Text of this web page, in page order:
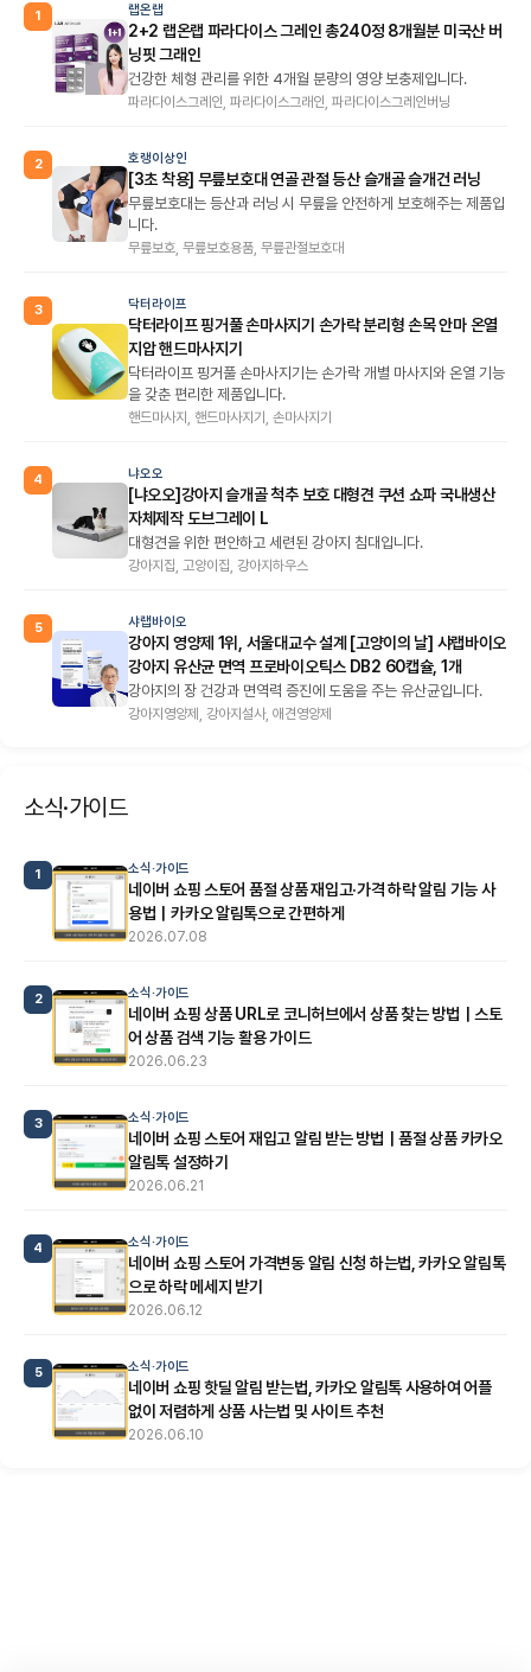
1 랩온랩
2+2 랩온랩 파라다이스 그레인 총240정 8개월분 미국산 버
닝핏 그래인
건강한 체형 관리를 위한 4개월 분량의 영양 보충제입니다.
파라다이스그레인, 파라다이스그래인, 파라다이스그레인버닝
2 호랭이상인
[3초 착용] 무릎보호대 연골 관절 등산 슬개골 슬개건 러닝
무릎보호대는 등산과 러닝 시 무릎을 안전하게 보호해주는 제품입
니다.
무릎보호, 무릎보호용품, 무릎관절보호대
3 닥터라이프
닥터라이프 핑거풀 손마사지기 손가락 분리형 손목 안마 온열
지압 핸드마사지기
닥터라이프 핑거풀 손마사지기는 손가락 개별 마사지와 온열 기능
을 갖춘 편리한 제품입니다.
핸드마사지, 핸드마사지기, 손마사지기
4 냐오오
[냐오오]강아지 슬개골 척추 보호 대형견 쿠션 쇼파 국내생산
자체제작 도브그레이 L
대형견을 위한 편안하고 세련된 강아지 침대입니다.
강아지집, 고양이집, 강아지하우스
5 샤랩바이오
강아지 영양제 1위, 서울대교수 설계 [고양이의 날] 샤랩바이오
강아지 유산균 면역 프로바이오틱스 DB2 60캡슐, 1개
강아지의 장 건강과 면역력 증진에 도움을 주는 유산균입니다.
강아지영양제, 강아지설사, 애견영양제
소식·가이드
1 소식·가이드
네이버 쇼핑 스토어 품절 상품 재입고·가격 하락 알림 기능 사
용법｜카카오 알림톡으로 간편하게
2026.07.08
2 소식·가이드
네이버 쇼핑 상품 URL로 코니허브에서 상품 찾는 방법｜스토
어 상품 검색 기능 활용 가이드
2026.06.23
3 소식·가이드
네이버 쇼핑 스토어 재입고 알림 받는 방법｜품절 상품 카카오
알림톡 설정하기
2026.06.21
4 소식·가이드
네이버 쇼핑 스토어 가격변동 알림 신청 하는법, 카카오 알림톡
으로 하락 메세지 받기
2026.06.12
5 소식·가이드
네이버 쇼핑 핫딜 알림 받는법, 카카오 알림톡 사용하여 어플
없이 저렴하게 상품 사는법 및 사이트 추천
2026.06.10